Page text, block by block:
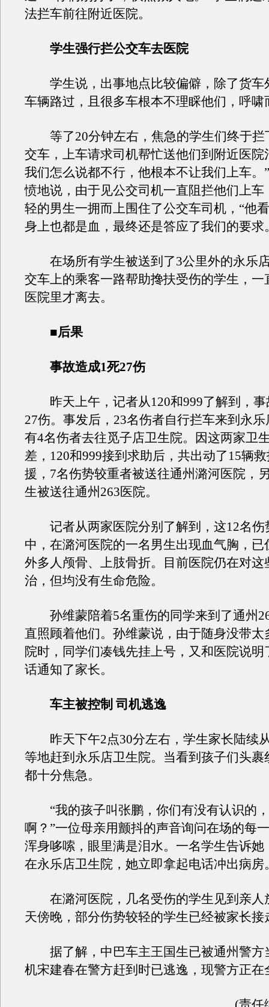
法拦车前往附近医院。
学生强行拦公交车去医院
学生说，出事地点比较偏僻，除了货车
车辆路过，且很多车根本不理睬他们，呼啸
等了20分钟左右，焦急的学生们终于拦
交车，上车请求司机帮忙送他们到附近医院
我们怎么说都不行，他根本不让我们上车。
愤地说，由于见公交司机一直阻拦他们上车
轻的男生一拥而上围住了公交车司机，“他
身上也都是血，最终还是答应了我们的要求
在场所有学生被送到了3公里外的永乐
交车上的乘客一路帮助搀扶受伤的学生，一
医院里才离去。
■后果
事故造成1死27伤
昨天上午，记者从120和999了解到，事
27伤。事发后，23名伤者自行拦车来到永
有4名伤者去往觅子店卫生院。因这两家卫
差，120和999接到求助后，共出动了15辆
援，7名伤势较重者被送往通州潞河医院，
生被送往通州263医院。
记者从两家医院分别了解到，这12名伤
中，在潞河医院的一名男生出现血气胸，已
外多人颅骨、上肢骨折。目前医院仍在对这
治，但均没有生命危险。
孙维蒙陪着5名重伤的同学来到了通州
直照顾着他们。孙维蒙说，由于随身没带太
院时，同学们凑钱先挂上号，又和医院说明
话通知了家长。
车主被控制 司机逃逸
昨天下午2点30分左右，学生家长陆续
等地赶到永乐店卫生院。当看到孩子们头裹
都十分焦急。
“我的孩子叫张鹏，你们有没有认识的
啊？”一位母亲用颤抖的声音询问在场的每
浑身哆嗦，眼里满是泪水。一名学生告诉她
在永乐店卫生院，她立即拿起电话冲出病房
在潞河医院，几名受伤的学生见到亲人
天傍晚，部分伤势较轻的学生已经被家长接
据了解，中巴车主王国生已被通州警方
机宋建春在警方赶到时已逃逸，现警方正在